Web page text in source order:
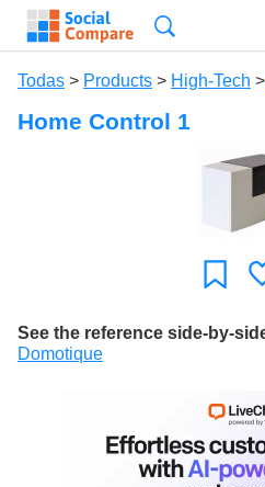
Todas > Products > High-Tech >
Home Control 1
See the reference side-by-
Domotique